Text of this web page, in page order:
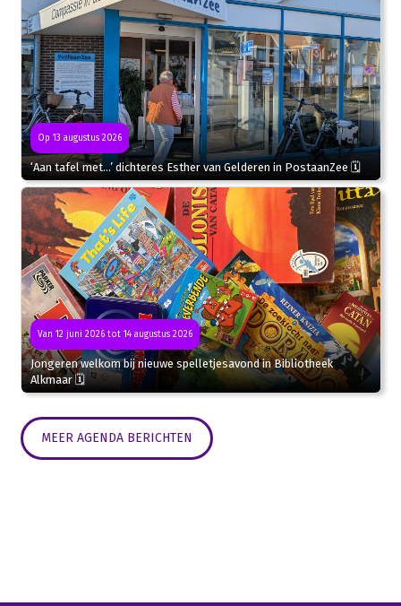
Op 13 augustus 2026
‘Aan tafel met…’ dichteres Esther van Gelderen in PostaanZee 🗓
Van 12 juni 2026 tot 14 augustus 2026
Jongeren welkom bij nieuwe spelletjesavond in Bibliotheek
Alkmaar 🗓
MEER AGENDA BERICHTEN